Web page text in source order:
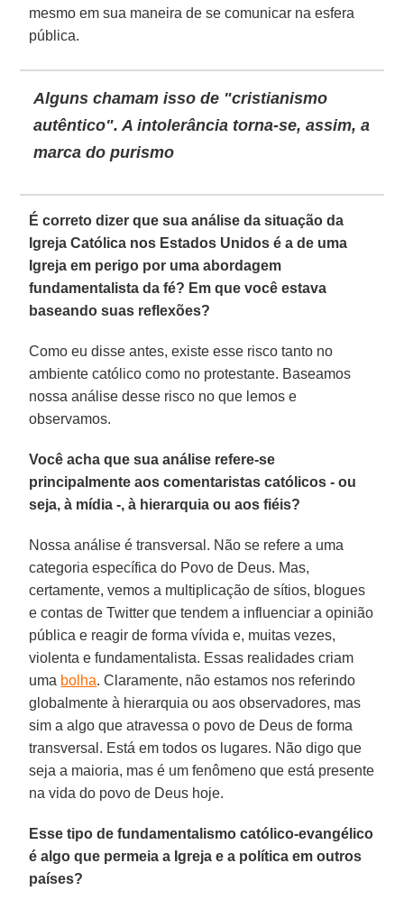
mesmo em sua maneira de se comunicar na esfera
pública.
Alguns chamam isso de "cristianismo
autêntico". A intolerância torna-se, assim, a
marca do purismo
É correto dizer que sua análise da situação da
Igreja Católica nos Estados Unidos é a de uma
Igreja em perigo por uma abordagem
fundamentalista da fé? Em que você estava
baseando suas reflexões?
Como eu disse antes, existe esse risco tanto no
ambiente católico como no protestante. Baseamos
nossa análise desse risco no que lemos e
observamos.
Você acha que sua análise refere-se
principalmente aos comentaristas católicos - ou
seja, à mídia -, à hierarquia ou aos fiéis?
Nossa análise é transversal. Não se refere a uma
categoria específica do Povo de Deus. Mas,
certamente, vemos a multiplicação de sítios, blogues
e contas de Twitter que tendem a influenciar a opinião
pública e reagir de forma vívida e, muitas vezes,
violenta e fundamentalista. Essas realidades criam
uma bolha. Claramente, não estamos nos referindo
globalmente à hierarquia ou aos observadores, mas
sim a algo que atravessa o povo de Deus de forma
transversal. Está em todos os lugares. Não digo que
seja a maioria, mas é um fenômeno que está presente
na vida do povo de Deus hoje.
Esse tipo de fundamentalismo católico-evangélico
é algo que permeia a Igreja e a política em outros
países?